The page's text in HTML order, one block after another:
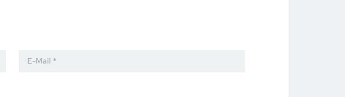
E-Mail *